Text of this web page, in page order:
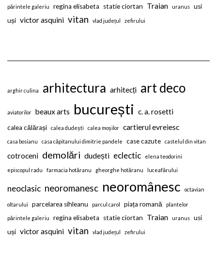
părintele galeriu regina elisabeta statie ciortan Traian uranus
usi
uși victor asquini vitan vlad județul zefirului
arghir culina arhitectura arhitecți art deco
aviatorilor beaux arts bucurești c. a. rosetti
calea călărași calea dudești calea moșilor cartierul evreiesc
casa bosianu casa căpitanului dimitrie pandele case cazute castelul din vitan
cotroceni demolări dudești eclectic elena teodorini
episcopul radu farmacia hotăranu gheorghe hotăranu luceafărului
neoclasic neoromanesc neoromânesc octavian
oltarului parcelarea sihleanu parcul carol piața romană plantelor
părintele galeriu regina elisabeta statie ciortan Traian uranus
usi
uși victor asquini vitan vlad județul zefirului